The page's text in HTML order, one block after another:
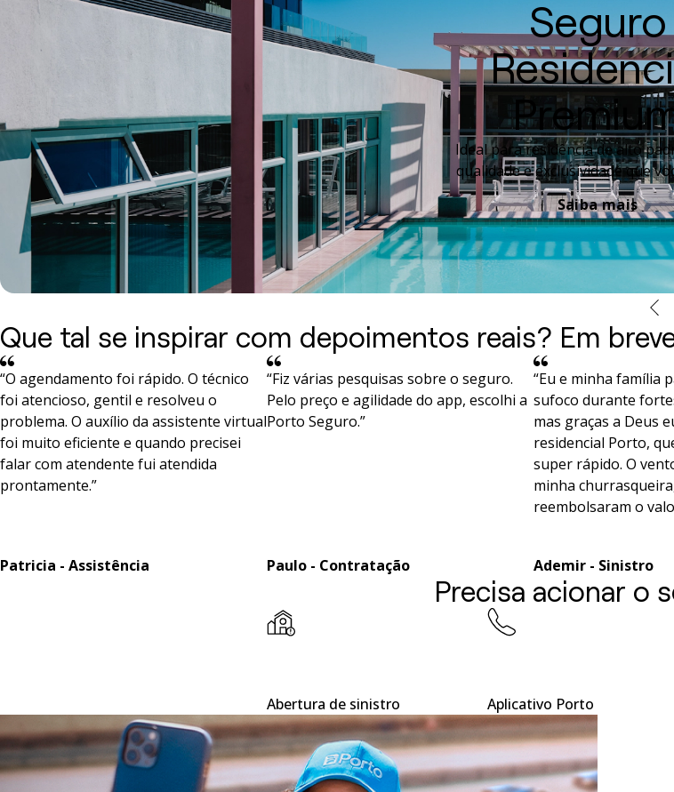
Seguro
Ideal para residência de alto
qualidade e exclusividade que
Saiba mais
Que tal se inspirar com depoimentos reais? Em
“O agendamento foi rápido. O técnico
foi atencioso, gentil e resolveu o
problema. O auxílio da assistente virtual
foi muito eficiente e quando precisei
falar com atendente fui atendida
prontamente.”
Patricia - Assistência
“Fiz várias pesquisas sobre o seguro.
Pelo preço e agilidade do app, escolhi a
Porto Seguro.”
Paulo - Contratação
“Eu e minha família
sufoco durante
mas graças a Deus
residencial Porto,
super rápido. O
minha
reembolsaram o
Ademir - Sinistro
Precisa acionar o
Abertura de sinistro Aplicativo Porto